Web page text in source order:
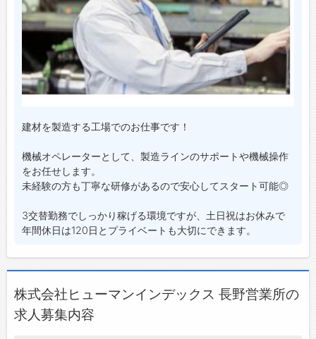
建材を製造する工場でのお仕事です！
機械オペレーターとして、製造ラインのサポートや機械操作
をお任せします。
未経験の方も丁寧な研修があるので安心してスタート可能◎
3交替勤務でしっかり稼げる環境ですが、土日祝はお休みで
年間休日は120日とプライベートも大切にできます。
株式会社ヒューマンインデックス 長野営業所の
求人募集内容